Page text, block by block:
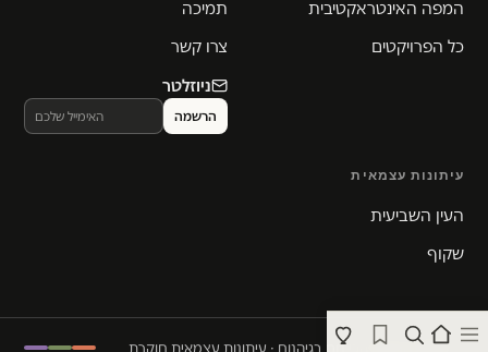
המפה האינטראקטיבית
כל הפרויקטים
תמיכה
צרו קשר
ניוזלטר
עיתונות עצמאית
העין השביעית
שקוף
© 2026 המקום הכי חם בגיהנום · עיתונות עצמאית חוקרת